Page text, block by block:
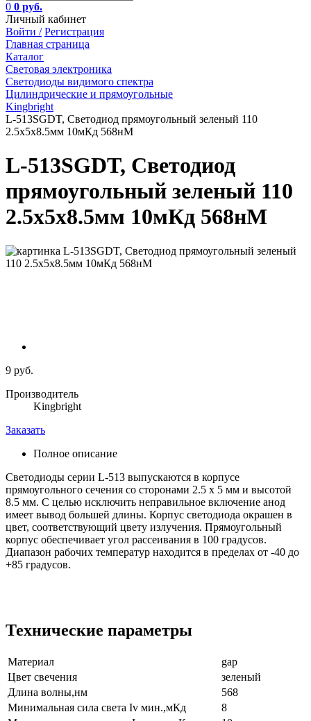
0 0 руб.
Личный кабинет
Войти / Регистрация
Главная страница
Каталог
Световая электроника
Светодиоды видимого спектра
Цилиндрические и прямоугольные
Kingbright
L-513SGDT, Светодиод прямоугольный зеленый 110
2.5х5х8.5мм 10мКд 568нМ
L-513SGDT, Светодиод
прямоугольный зеленый 110
2.5х5х8.5мм 10мКд 568нМ
9 руб.
Производитель
Kingbright
Заказать
Полное описание
Светодиоды серии L-513 выпускаются в корпусе
прямоугольного сечения со сторонами 2.5 х 5 мм и высотой
8.5 мм. С целью исключить неправильное включение анод
имеет вывод большей длины. Корпус светодиода окрашен в
цвет, соответствующий цвету излучения. Прямоугольный
корпус обеспечивает угол рассеивания в 100 градусов.
Диапазон рабочих температур находится в пределах от -40 до
+85 градусов.
Технические параметры
Материал
gap
Цвет свечения
зеленый
Длина волны,нм
568
Минимальная сила света Iv мин.,мКд
8